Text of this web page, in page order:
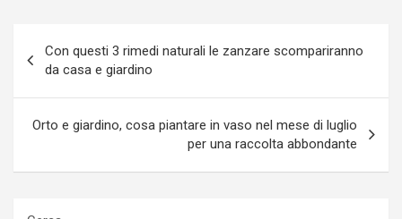
articoli
Con questi 3 rimedi naturali le zanzare scompariranno
da casa e giardino
Orto e giardino, cosa piantare in vaso nel mese di luglio
per una raccolta abbondante